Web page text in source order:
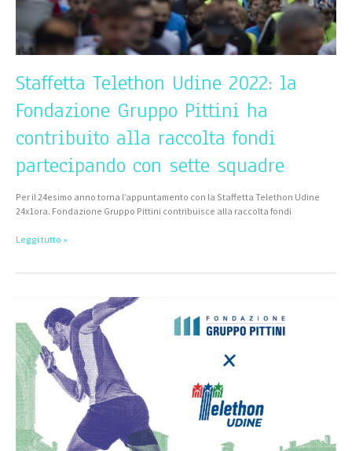
Staffetta Telethon Udine 2022: la
Fondazione Gruppo Pittini ha
contribuito alla raccolta fondi
partecipando con sette squadre
Per il 24esimo anno torna l’appuntamento con la Staffetta Telethon Udine
24x1ora. Fondazione Gruppo Pittini contribuisce alla raccolta fondi
raccolta
partecipando
con
squadre
Leggi tutto »
2021,
Fondazione
Gruppo
Pittini
corre
per
sostenere
la
ricerca